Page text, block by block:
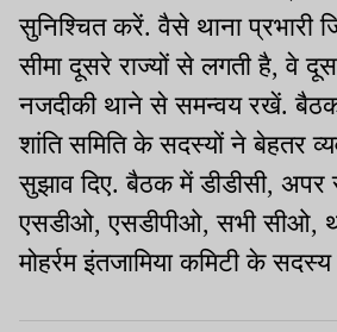
सुनिश्चित करें. वैसे थाना प्रभारी
सीमा दूसरे राज्यों से लगती है, वे
नजदीकी थाने से समन्वय रखें.
शांति समिति के सदस्यों ने बेहतर
सुझाव दिए. बैठक में डीडीसी, अपर
एसडीओ, एसडीपीओ, सभी सीओ,
मोहर्रम इंतजामिया कमिटी के